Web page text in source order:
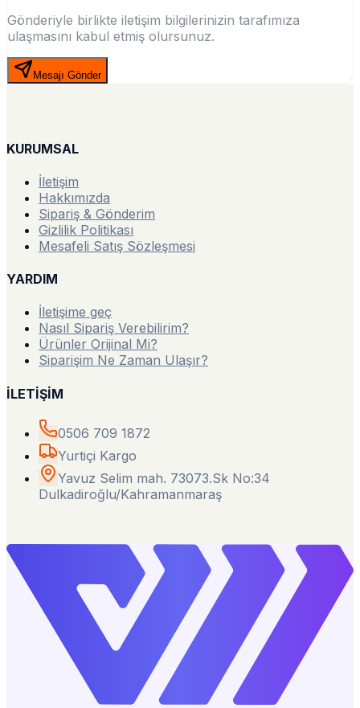
Gönderiyle birlikte iletişim bilgilerinizin tarafımıza
ulaşmasını kabul etmiş olursunuz.
Mesajı Gönder
KURUMSAL
İletişim
Hakkımızda
Sipariş & Gönderim
Gizlilik Politikası
Mesafeli Satış Sözleşmesi
YARDIM
İletişime geç
Nasıl Sipariş Verebilirim?
Ürünler Orijinal Mi?
Siparişim Ne Zaman Ulaşır?
İLETİŞİM
0506 709 1872
Yurtiçi Kargo
Yavuz Selim mah. 73073.Sk No:34
Dulkadiroğlu/Kahramanmaraş